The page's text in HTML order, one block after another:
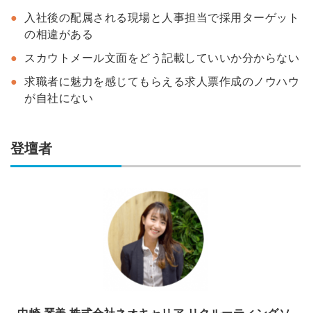
入社後の配属される現場と人事担当で採用ターゲット
の相違がある
スカウトメール文面をどう記載していいか分からない
求職者に魅力を感じてもらえる求人票作成のノウハウ
が自社にない
登壇者